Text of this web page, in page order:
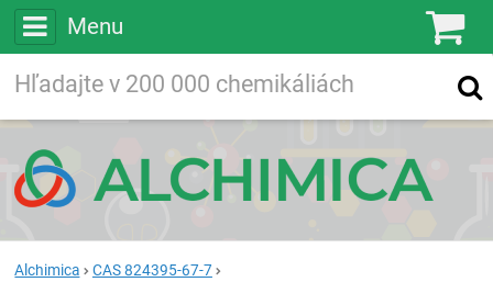
Menu
Vyhľadávanie
Alchimica
CAS 824395-67-7